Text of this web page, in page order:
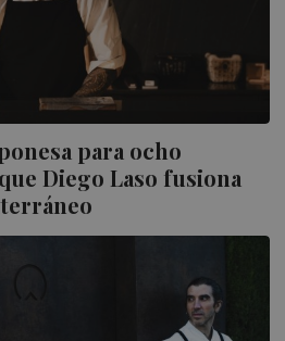
para ocho
Diego Laso fusiona